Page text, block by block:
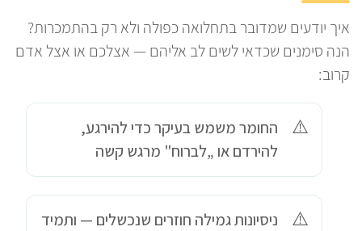
איך יודעים שמדובר בתחלואה כפולה ולא רק בהתמכרות?
הנה סימנים שכדאי לשים לב אליהם — אצלכם או אצל אדם
קרוב:
החומר משמש בעיקר כדי להירגע,
להירדם או „לברוח" מרגש קשה
ניסיונות גמילה חוזרים שנכשלים — ותמיד